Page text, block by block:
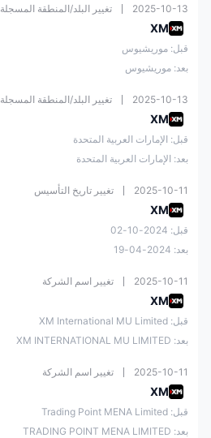
2025-10-13 تغيير البلد/المنطقة المسجلة
XM
قبل: موريشيوس
بعد: موريشيوس
2025-10-13 تغيير البلد/المنطقة المسجلة
XM
قبل: الإمارات العربية المتحدة
بعد: الإمارات العربية المتحدة
2025-10-11 تغيير تاريخ التأسيس
XM
قبل: 2024-10-02
بعد: 2024-04-19
2025-10-11 تغيير اسم الشركة
XM
قبل: XM International MU Limited
بعد: XM INTERNATIONAL MU LIMITED
2025-10-11 تغيير اسم الشركة
XM
قبل: Trading Point MENA Limited
بعد: TRADING POINT MENA LIMITED